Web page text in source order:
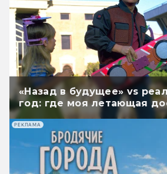
«Назад в будущее» vs
год: где моя летающая
РЕКЛАМА